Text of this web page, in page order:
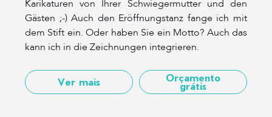
Karikaturen von Ihrer Schwiegermutter und den
Gästen ;-) Auch den Eröffnungstanz fange ich mit
dem Stift ein. Oder haben Sie ein Motto? Auch das
kann ich in die Zeichnungen integrieren.
Ver mais Orçamento
grátis